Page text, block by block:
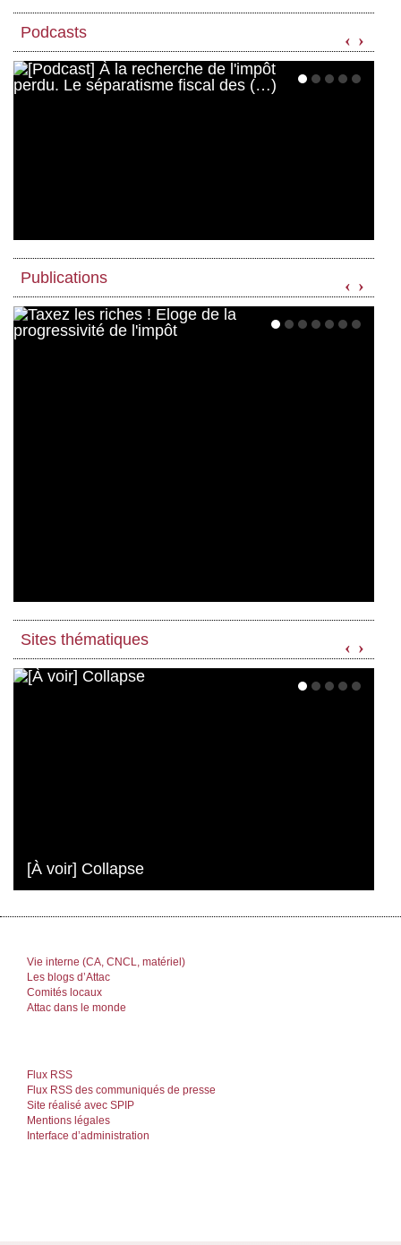
Podcasts ‹ ›
Publications ‹ ›
Sites thématiques
[À voir] Collapse
‹ ›
Vie interne (CA, CNCL, matériel)
Les blogs d’Attac
Comités locaux
Attac dans le monde
Flux RSS
Flux RSS des communiqués de presse
Site réalisé avec SPIP
Mentions légales
Interface d’administration